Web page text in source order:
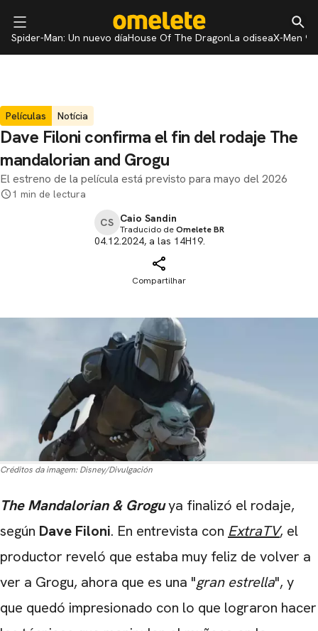
Spider-Man: Un nuevo díaHouse Of The DragonLa odiseaX-Men 97
Películas Notícia
Dave Filoni confirma el fin del rodaje The
mandalorian and Grogu
El estreno de la película está previsto para mayo del 2026
1 min de lectura
CS Caio Sandin
Traducido deOmelete BR
04.12.2024, a las 14H19.
Compartilhar
Créditos da imagem: Disney/Divulgación
The Mandalorian & Groguya finalizó el rodaje,
según Dave Filoni. En entrevista con ExtraTV, el
productor reveló que estaba muy feliz de volver a
ver a Grogu, ahora que es una "gran estrella", y
que quedó impresionado con lo que lograron hacer